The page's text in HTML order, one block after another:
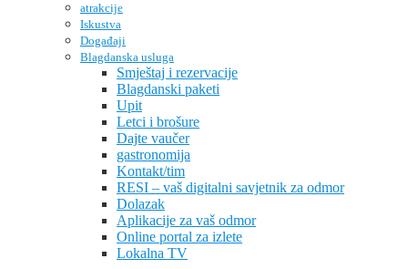
atrakcije
Iskustva
Događaji
Blagdanska usluga
Smještaj i rezervacije
Blagdanski paketi
Upit
Letci i brošure
Dajte vaučer
gastronomija
Kontakt/tim
RESI – vaš digitalni savjetnik za odmor
Dolazak
Aplikacije za vaš odmor
Online portal za izlete
Lokalna TV